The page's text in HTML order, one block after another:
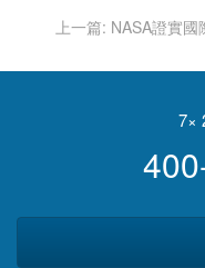
上一篇: NASA證實國
太空站接棒
7×